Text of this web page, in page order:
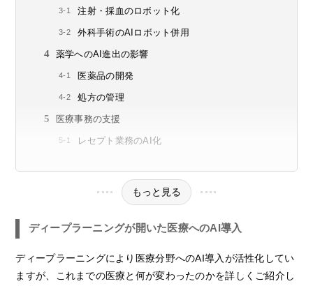
注射・採血のロボット化
外科手術のAIロボット併用
薬学へのAI進出の影響
医薬品の開発
処方の管理
医療事務の支援
レセプト業務のAI化
もっと見る
ディープラーニングが開いた医療へのAI導入
ディープラーニングにより医療分野へのAI導入が活性化してい
ますが、これまでの医療と何が変わったのかを詳しくご紹介し